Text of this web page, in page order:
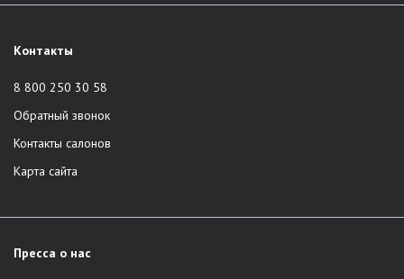
Контакты
8 800 250 30 58
Обратный звонок
Контакты салонов
Карта сайта
Пресса о нас